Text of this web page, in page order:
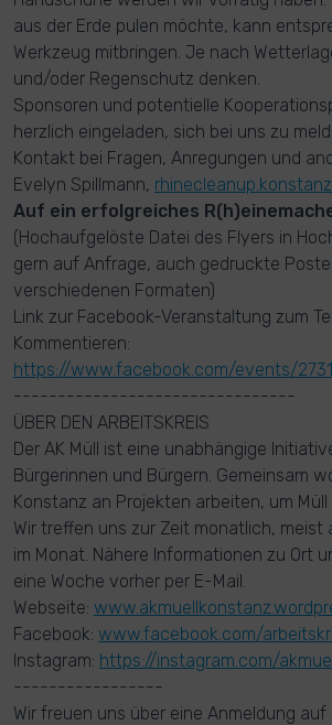
aus der Erde pulen möchte, kann
Werkzeug mitbringen. Je nach
und/oder Regenschutz denken.
Sponsoren und potentielle
herzlich eingeladen, sich bei uns zu
Kontakt bei Fragen, Anregungen und
Evelyn Spillmann,
Auf ein erfolgreiches
(Hochaufgelöste Datei des Flyers in
gern auf Anfrage, auch gedruckte
verschiedenen Formaten)
Link zur Facebook-Veranstaltung zum
Kommentieren:
https://www.facebook.com/events/
--------------------------------
ÜBER DEN ARBEITSKREIS
Der AK Müll ist eine unabhängige
Bürgerinnen und Bürgern. Gemeinsam
Konstanz an Projekten arbeiten, um
Wir treffen uns zur Zeit monatlich, meist
im Monat. Nähere Informationen zu Ort
eine Woche vorher per E-Mail.
Webseite:
Facebook: www.facebook.com/
Instagram: https://instagram.com/
-----------------
Wir freuen uns über eine Anmeldung auf